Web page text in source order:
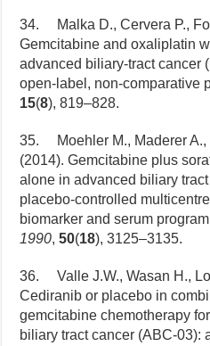
34. Malka D., Cervera P.,
Gemcitabine and oxaliplatin
advanced biliary-tract cancer
open-label, non-comparative
15(8), 819–828.
35. Moehler M., Maderer A.,
(2014). Gemcitabine plus
alone in advanced biliary
placebo-controlled
biomarker and serum
1990,50(18), 3125–3135.
36. Valle J.W., Wasan H.,
Cediranib or placebo in
gemcitabine chemotherapy
biliary tract cancer (ABC-03):